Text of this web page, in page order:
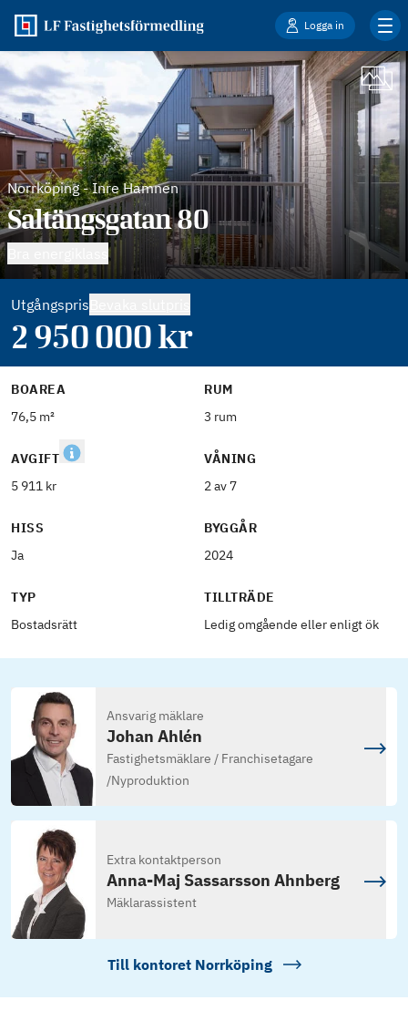
Logga in
Norrköping-Inre Hamnen
Saltängsgatan 80
Utgångspris
2 950 000kr
BOAREA
76,5 m²
RUM
3 rum
AVGIFT
5 911 kr
VÅNING
2 av 7
HISS
Ja
BYGGÅR
2024
TYP
Bostadsrätt
TILLTRÄDE
Ledig omgående eller enligt ök
Ansvarig mäklare
Johan Ahlén
Fastighetsmäklare / Franchisetagare
/Nyproduktion
Extra kontaktperson
Anna-Maj Sassarsson Ahnberg
Mäklarassistent
Till kontoret Norrköping